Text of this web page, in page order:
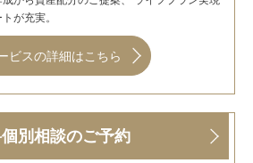
が充実。
ビスの詳細はこちら
別相談のご予約